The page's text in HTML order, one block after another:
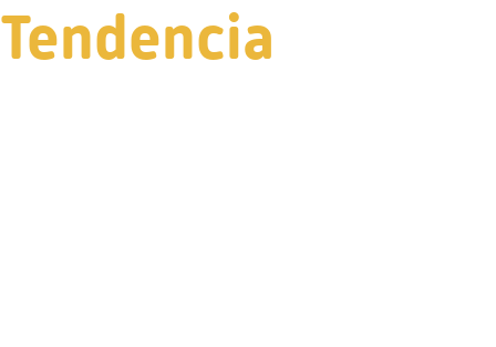
Tendencia